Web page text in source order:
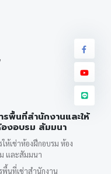
รพื้นที่สำนักงานและให้
องอบรม สัมมนา
ให้เช่าห้องฝึกอบรม ห้อง
และสัมมนา
พื้นที่เช่าสำนักงาน